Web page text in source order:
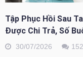
Tập Phục Hồi Sau
Được Chi Trả, Số
30/07/2026 152